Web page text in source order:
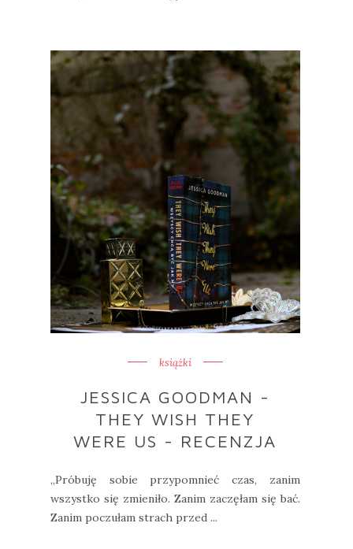
książki
JESSICA GOODMAN -
THEY WISH THEY
WERE US - RECENZJA
„Próbuję sobie przypomnieć czas, zanim
wszystko się zmieniło. Zanim zaczęłam się bać.
Zanim poczułam strach przed ...